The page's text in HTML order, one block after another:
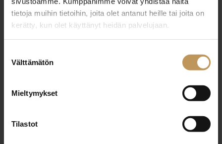
tietoja muihin tietoihin, joita olet antanut heille tai joita on
kerätty, kun olet käyttänyt heidän palvelujaan.
valinta
Välttämätön
Mieltymykset
Tilastot
jani.kaisto@kiinteistotahkola.fi
" " näyttää pakolliset kentät